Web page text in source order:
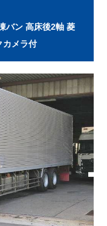
バン 高床後2軸 菱
カメラ付